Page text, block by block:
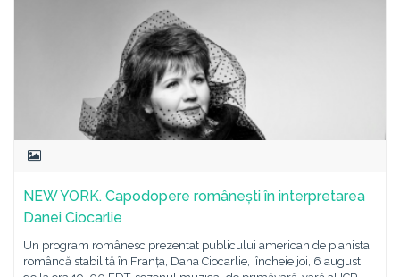
NEW YORK. Capodopere românești în interpretarea
Danei Ciocarlie
Un program românesc prezentat publicului american de pianista
româncă stabilită în Franța, Dana Ciocarlie, încheie joi, 6 august,